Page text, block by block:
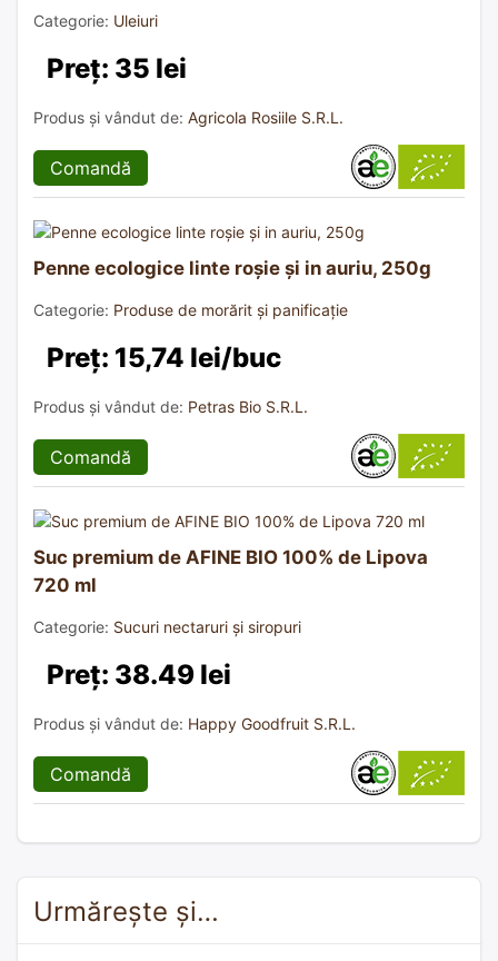
Categorie: Uleiuri
Preț: 35 lei
Produs și vândut de: Agricola Rosiile S.R.L.
Comandă
Penne ecologice linte roșie și in auriu, 250g
Categorie: Produse de morărit și panificație
Preț: 15,74 lei/buc
Produs și vândut de: Petras Bio S.R.L.
Comandă
Suc premium de AFINE BIO 100% de Lipova
720 ml
Categorie: Sucuri nectaruri și siropuri
Preț: 38.49 lei
Produs și vândut de: Happy Goodfruit S.R.L.
Comandă
Urmărește și…